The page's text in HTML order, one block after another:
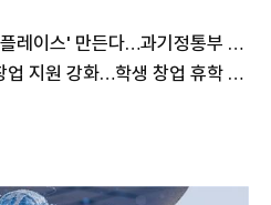
카카오, 'AI 에이전트 마켓플레이스' 만든다…과기정통부 개발 사업 수주
과기정통부, 4대 과기원 창업 지원 강화…학생 창업 휴학 제한 폐지